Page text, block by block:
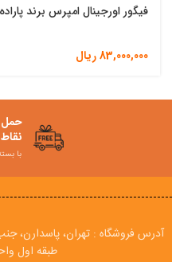
فیگور اورجینال امپرس برند پاراده
83,000,000ریال
حمل
نقاط
با
آدرس فروشگاه : تهران، پاسدارن،
طبقه اول واحد